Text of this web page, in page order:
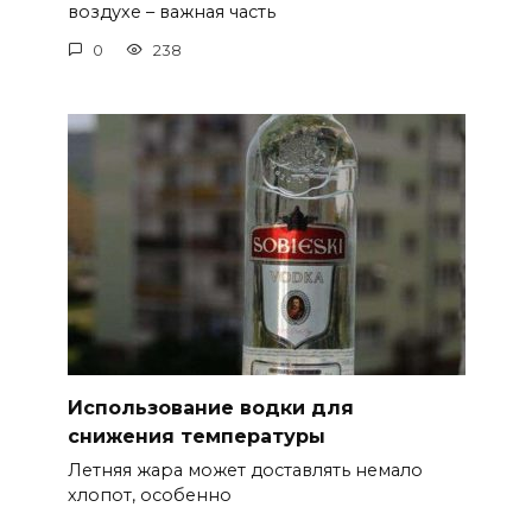
воздухе – важная часть
0 238
Использование водки для
снижения температуры
Летняя жара может доставлять немало
хлопот, особенно